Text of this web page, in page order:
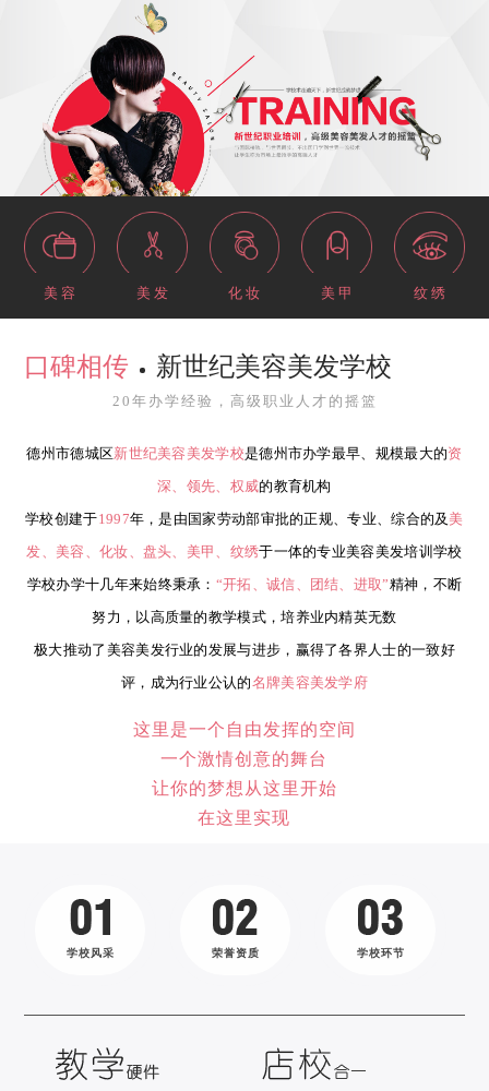
美 容 美 发 化 妆 美 甲 纹 绣
口碑相传 新世纪美容美发学校
20年办学经验，高级职业人才的摇篮
德州市德城区新世纪美容美发学校是德州市办学最早、规模最大的资
深、领先、权威的教育机构
学校创建于1997年，是由国家劳动部审批的正规、专业、综合的及 美
发、美容、化妆、盘头、美甲、纹绣于一体的专业美容美发培训学校
学校办学十几年来始终秉承： “开拓、诚信、团结、进取”精神，不断
努力，以高质量的教学模式，培养业内精英无数
极大推动了美容美发行业的发展与进步，赢得了各界人士的一致好
评，成为行业公认的名牌美容美发学府
这里是一个自由发挥的空间
一个激情创意的舞台
让你的梦想从这里开始
在这里实现
学校风采 荣誉资质 学校环节